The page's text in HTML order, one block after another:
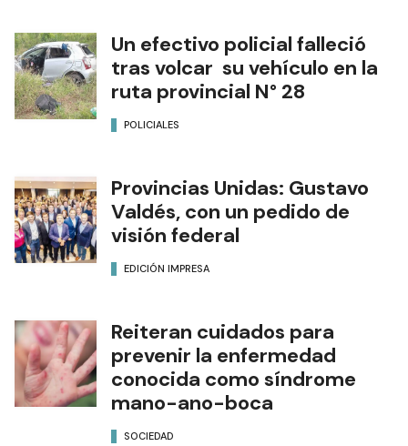
Un efectivo policial falleció
tras volcar su vehículo en la
ruta provincial N° 28
POLICIALES
Provincias Unidas: Gustavo
Valdés, con un pedido de
visión federal
EDICIÓN IMPRESA
Reiteran cuidados para
prevenir la enfermedad
conocida como síndrome
mano-ano-boca
SOCIEDAD